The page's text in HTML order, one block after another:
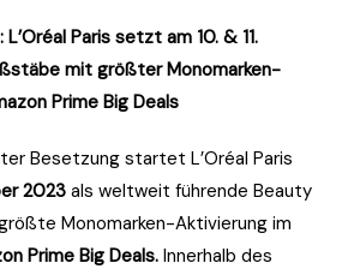
Paris setzt am 10. & 11.
mit größter Monomarken-
Prime Big Deals
Besetzung startet L’Oréal Paris
2023als weltweit führende Beauty
Monomarken-Aktivierung im
Prime Big Deals. Innerhalb des